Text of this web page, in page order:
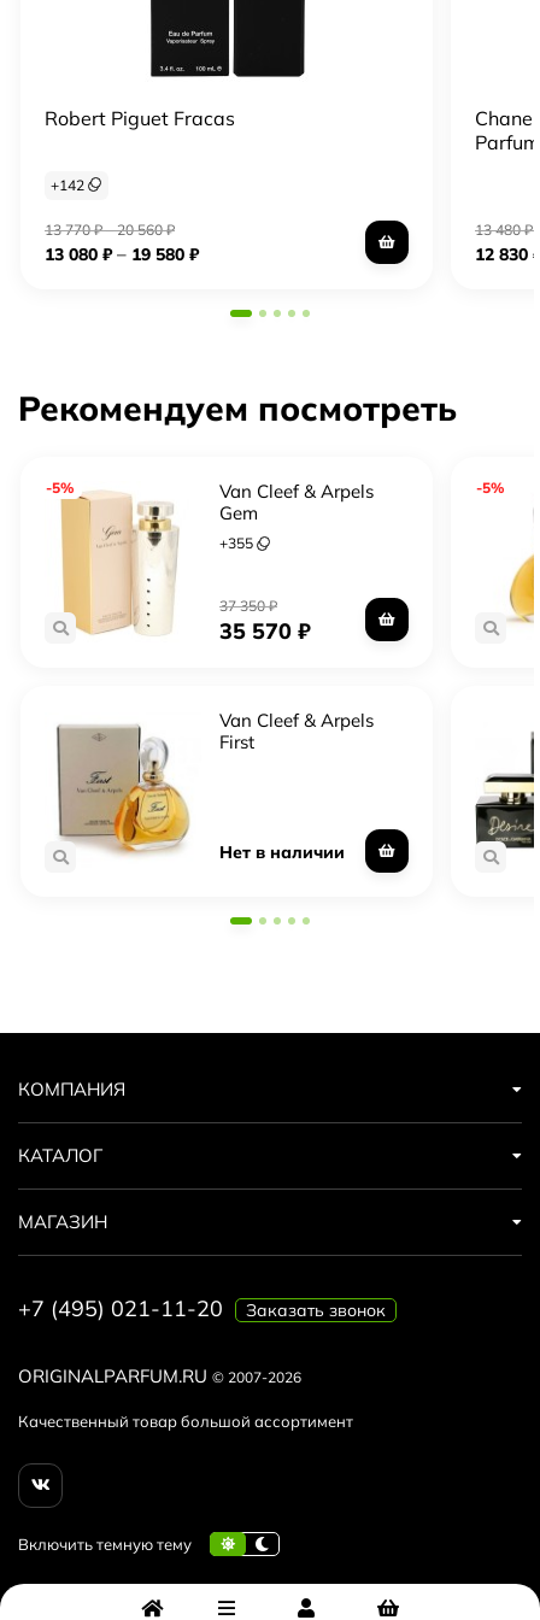
Robert Piguet Fracas
+142
13 770₽–20 560₽
13 080₽– 19 580₽
Parfum
13 480₽
12 830
Рекомендуем посмотреть
-5%
Van Cleef & Arpels
Gem
+355
37 350₽
35 570₽
Van Cleef & Arpels
First
Нет в наличии
-5%
ORIGINALPARFUM.RU © 2007-2026
Качественный товар большой ассортимент
КОМПАНИЯ
КАТАЛОГ
МАГАЗИН
+7 (495) 021-11-20 Заказать звонок